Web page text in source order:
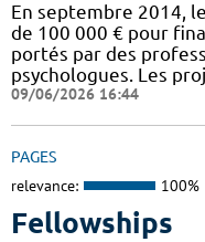
En septembre 2014,
de 100 000 € pour
portés par des
psychologues. Les
09/06/2026 16:44
PAGES
relevance: 100%
Fellowships